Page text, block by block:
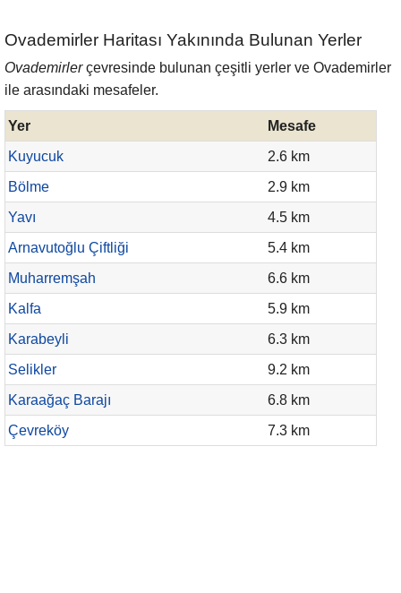
Ovademirler Haritası Yakınında Bulunan Yerler
Ovademirlerçevresinde bulunan çeşitli yerler ve Ovademirler
ile arasındaki mesafeler.
Yer
Mesafe
Kuyucuk
2.6 km
Bölme
2.9 km
Yavı
4.5 km
Arnavutoğlu Çiftliği
5.4 km
Muharremşah
6.6 km
Kalfa
5.9 km
Karabeyli
6.3 km
Selikler
9.2 km
Karaağaç Barajı
6.8 km
Çevreköy
7.3 km